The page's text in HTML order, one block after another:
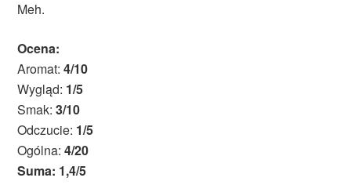
Meh.
Ocena:
Aromat:4/10
Wygląd: 1/5
Smak:3/10
Odczucie: 1/5
Ogólna:4/20
Suma: 1,4/5